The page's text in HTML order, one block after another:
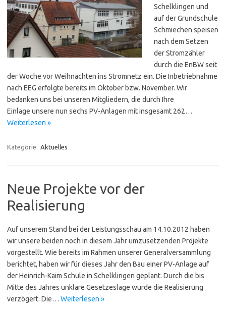
Schelklingen und
auf der Grundschule
Schmiechen speisen
nach dem Setzen
der Stromzähler
durch die EnBW seit
der Woche vor Weihnachten ins Stromnetz ein. Die Inbetriebnahme
nach EEG erfolgte bereits im Oktober bzw. November. Wir
bedanken uns bei unseren Mitgliedern, die durch Ihre
Einlage unsere nun sechs PV-Anlagen mit insgesamt 262…
Weiterlesen »
Kategorie: Aktuelles
Neue Projekte vor der
Realisierung
Auf unserem Stand bei der Leistungsschau am 14.10.2012 haben
wir unsere beiden noch in diesem Jahr umzusetzenden Projekte
vorgestellt. Wie bereits im Rahmen unserer Generalversammlung
berichtet, haben wir für dieses Jahr den Bau einer PV-Anlage auf
der Heinrich-Kaim Schule in Schelklingen geplant. Durch die bis
Mitte des Jahres unklare Gesetzeslage wurde die Realisierung
verzögert. Die… Weiterlesen »